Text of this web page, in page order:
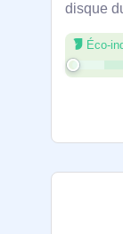
disque
disque
du
disque
Éco-